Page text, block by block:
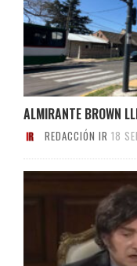
ALMIRANTE BROWN
REDACCIÓN IR 18